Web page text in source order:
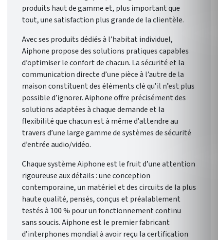
produits haut de gamme et, plus important que
tout, une satisfaction plus grande de la clientèle.
Avec ses produits dédiés à l’habitat individuel,
Aiphone propose des solutions pratiques capables
d’optimiser le confort de chacun. La sécurité et la
communication directe d’une pièce à l’autre de la
maison constituent des éléments clé qu’il n’est plus
possible d’ignorer. Aiphone offre précisément des
solutions adaptées à chaque demande et la
flexibilité que chacun est à même d’attendre au
travers d’une large gamme de systèmes de sécurité
d’entrée audio/vidéo.
Chaque système Aiphone est le fruit d’une attention
rigoureuse aux détails : une conception
contemporaine, un matériel et des circuits de la plus
haute qualité, pensés, conçus et préalablement
testés à 100 % pour un fonctionnement continu
sans soucis. Aiphone est le premier fabricant
d’interphones mondial à avoir reçu la certification